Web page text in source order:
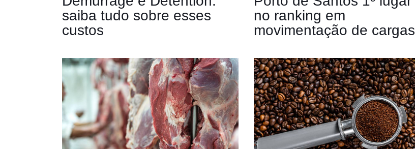
saiba tudo sobre esses
custos
no ranking em
movimentação de cargas